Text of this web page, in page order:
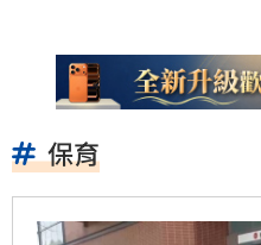
保育